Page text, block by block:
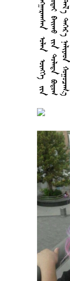








































































































































































































































































































